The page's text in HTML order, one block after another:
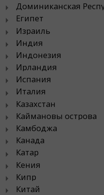
Доминиканская
Египет
Израиль
Индия
Индонезия
Ирландия
Испания
Италия
Казахстан
Каймановы острова
Камбоджа
Канада
Катар
Кения
Кипр
Китай